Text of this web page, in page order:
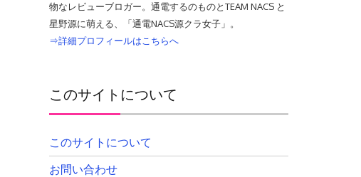
物なレビューブロガー。通電するのものとTEAM NACS と
星野源に萌える、「通電NACS源クラ女子」。
⇒詳細プロフィールはこちらへ
このサイトについて
このサイトについて
お問い合わせ